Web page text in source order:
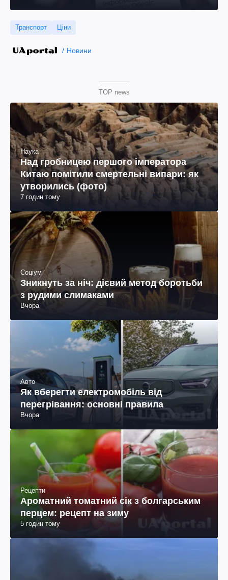
Транспорт Ціни
Новини
TOP news
Наука
Над гробницею першого імператора
Китаю помітили смертельні випари: як
утворились (фото)
7 годин тому
Соціум
Зникнуть за ніч: дієвий метод боротьби
з рудими слимаками
Вчора
Авто
Як вберегти електромобіль від
перегрівання: основні правила
Вчора
Рецепти
Ароматний томатний сік з болгарським
перцем: рецепт на зиму
5 годин тому